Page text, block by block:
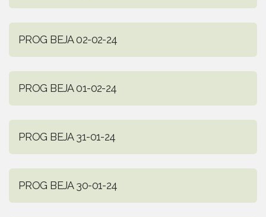
PROG BEJA 02-02-24
PROG BEJA 01-02-24
PROG BEJA 31-01-24
PROG BEJA 30-01-24